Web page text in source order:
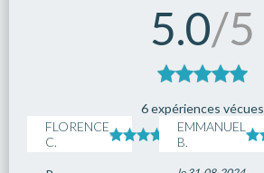
5.0/5
6 expériences vécues
FLORENCE
C.
EMMANUEL
B.